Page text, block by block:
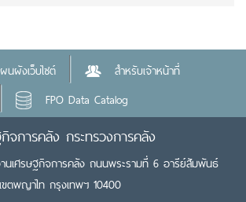
นผังเว็บไซต์
สำหรับเจ้าหน้าที่
FPO Data Catalog
จการคลัง กระทรวงการคลัง
นเศรษฐกิจการคลัง ถนนพระรามที่ 6 อารีย์สัมพันธ์
ตพญาไท กรุงเทพฯ 10400